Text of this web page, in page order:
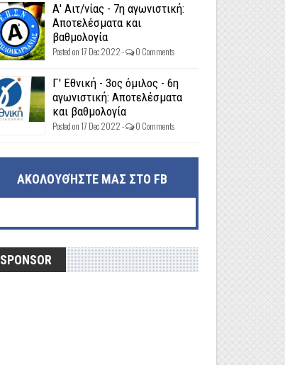
Α' Αιτ/νίας - 7η αγωνιστική:
Αποτελέσματα και
βαθμολογία
Posted on 17 Dec 2022 - 0 Comments
Γ' Εθνική - 3ος όμιλος - 6η
αγωνιστική: Αποτελέσματα
και βαθμολογία
Posted on 17 Dec 2022 - 0 Comments
ΑΚΟΛΟΥΘΉΣΤΕ ΜΑΣ ΣΤΟ FB
SPONSOR